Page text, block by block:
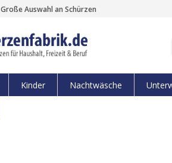
Große Auswahl an Schürzen
Kinder Nachtwäsche